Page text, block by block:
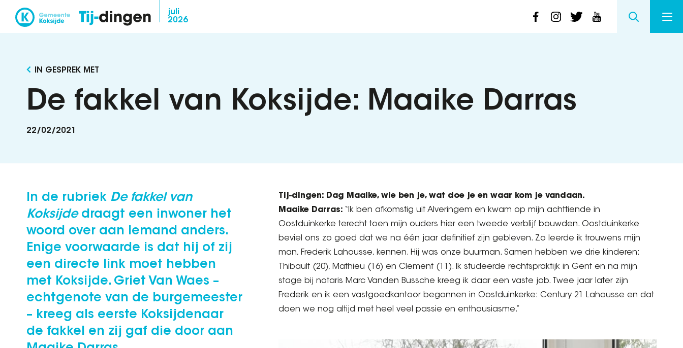
Overslaan
juli
2026
IN GESPREK MET
De fakkel van Koksijde: Maaike Darras
22/02/2021
In de rubriek De fakkel van
Koksijdedraagt een inwoner het
woord over aan iemand anders.
Enige voorwaarde is dat hij of zij
een directe link moet hebben
met Koksijde. Griet Van Waes –
echtgenote van de burgemeester
– kreeg als eerste Koksijdenaar
de fakkel en zij gaf die door aan
Tij-dingen: Dag Maaike, wie ben je, wat doe je en waar kom je vandaan.
Maaike Darras: “Ik ben afkomstig uit Alveringem en kwam op mijn achttiende in
Oostduinkerke terecht toen mijn ouders hier een tweede verblijf bouwden. Oostduinkerke
beviel ons zo goed dat we na één jaar definitief zijn gebleven. Zo leerde ik trouwens mijn
man, Frederik Lahousse, kennen. Hij was onze buurman. Samen hebben we drie kinderen:
Thibault (20), Mathieu (16) en Clement (11). Ik studeerde rechtspraktijk in Gent en na mijn
stage bij notaris Marc Vanden Bussche kreeg ik daar een vaste job. Twee jaar later zijn
Frederik en ik een vastgoedkantoor begonnen in Oostduinkerke: Century 21 Lahousse en dat
doen we nog altijd met heel veel passie en enthousiasme.”